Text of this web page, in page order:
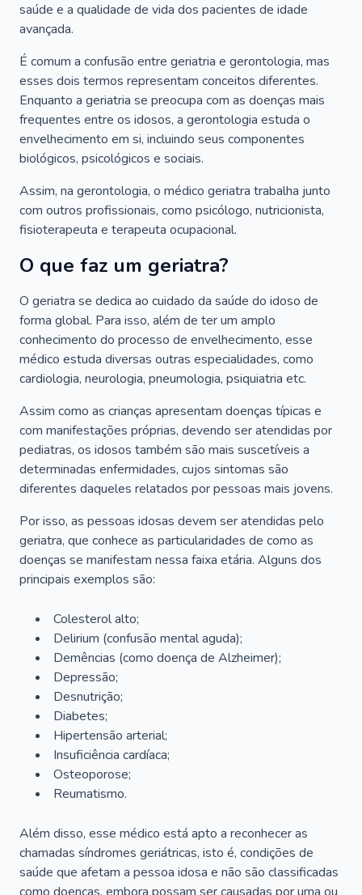
saúde e a qualidade de vida dos pacientes de idade
avançada.
É comum a confusão entre geriatria e gerontologia, mas
esses dois termos representam conceitos diferentes.
Enquanto a geriatria se preocupa com as doenças mais
frequentes entre os idosos, a gerontologia estuda o
envelhecimento em si, incluindo seus componentes
biológicos, psicológicos e sociais.
Assim, na gerontologia, o médico geriatra trabalha junto
com outros profissionais, como psicólogo, nutricionista,
fisioterapeuta e terapeuta ocupacional.
O que faz um geriatra?
O geriatra se dedica ao cuidado da saúde do idoso de
forma global. Para isso, além de ter um amplo
conhecimento do processo de envelhecimento, esse
médico estuda diversas outras especialidades, como
cardiologia, neurologia, pneumologia, psiquiatria etc.
Assim como as crianças apresentam doenças típicas e
com manifestações próprias, devendo ser atendidas por
pediatras, os idosos também são mais suscetíveis a
determinadas enfermidades, cujos sintomas são
diferentes daqueles relatados por pessoas mais jovens.
Por isso, as pessoas idosas devem ser atendidas pelo
geriatra, que conhece as particularidades de como as
doenças se manifestam nessa faixa etária. Alguns dos
principais exemplos são:
Colesterol alto;
Delirium (confusão mental aguda);
Demências (como doença de Alzheimer);
Depressão;
Desnutrição;
Diabetes;
Hipertensão arterial;
Insuficiência cardíaca;
Osteoporose;
Reumatismo.
Além disso, esse médico está apto a reconhecer as
chamadas síndromes geriátricas, isto é, condições de
saúde que afetam a pessoa idosa e não são classificadas